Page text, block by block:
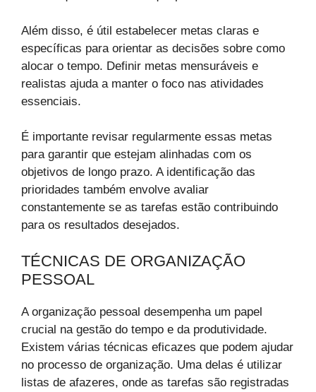
Além disso, é útil estabelecer metas claras e
específicas para orientar as decisões sobre como
alocar o tempo. Definir metas mensuráveis e
realistas ajuda a manter o foco nas atividades
essenciais.
É importante revisar regularmente essas metas
para garantir que estejam alinhadas com os
objetivos de longo prazo. A identificação das
prioridades também envolve avaliar
constantemente se as tarefas estão contribuindo
para os resultados desejados.
TÉCNICAS DE ORGANIZAÇÃO
PESSOAL
A organização pessoal desempenha um papel
crucial na gestão do tempo e da produtividade.
Existem várias técnicas eficazes que podem ajudar
no processo de organização. Uma delas é utilizar
listas de afazeres, onde as tarefas são registradas